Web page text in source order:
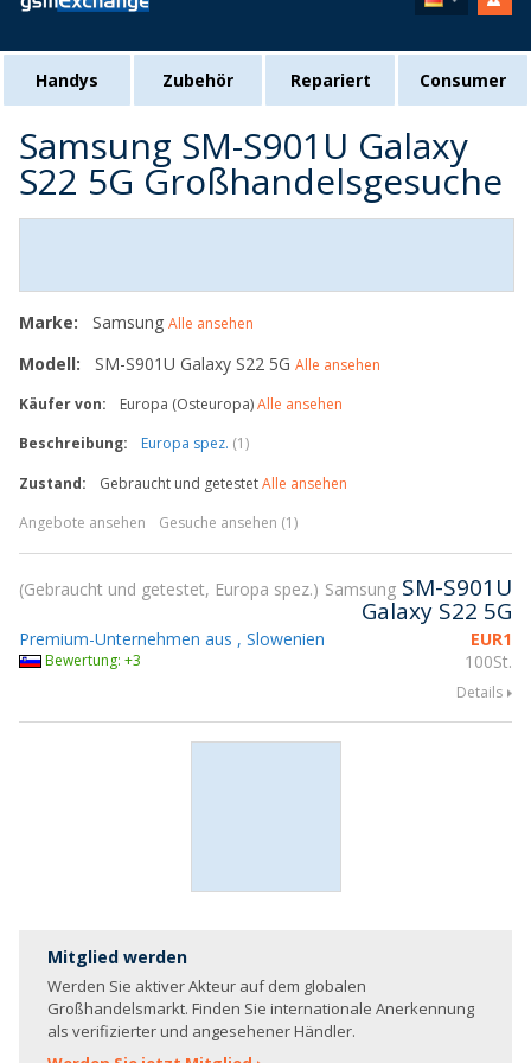
Handys Zubehör Repariert Consumer
Samsung SM-S901U Galaxy
S22 5G Großhandelsgesuche
Marke: Samsung Alle ansehen
Modell: SM-S901U Galaxy S22 5G Alle ansehen
Käufer von:
Europa (Osteuropa)Alle ansehen
Beschreibung:
Europa spez. (1)
Zustand:
Gebraucht und getestetAlle ansehen
Angebote ansehen
Gesuche ansehen (1)
Gebraucht und getestet, Europa spez. Samsung SM-S901U
Galaxy S22 5G
EUR1
100St.
Premium-Unternehmen aus , Slowenien
Bewertung: +3
Details
Mitglied werden
Werden Sie aktiver Akteur auf dem globalen
Großhandelsmarkt. Finden Sie internationale Anerkennung
als verifizierter und angesehener Händler.